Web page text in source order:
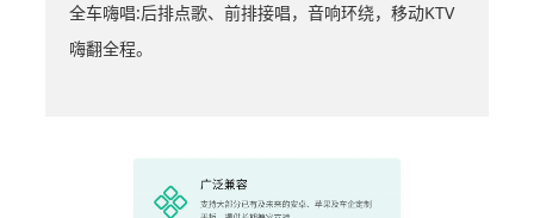
全车嗨唱:后排点歌、前排接唱，音响环绕，移动KTV
嗨翻全程。